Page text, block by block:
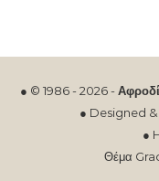
● © 1986 - 2026 -
● Designed
●
Θέμα